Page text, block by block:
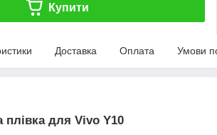
Купити
Доставка Оплата Умови
плівка для Vivo Y10